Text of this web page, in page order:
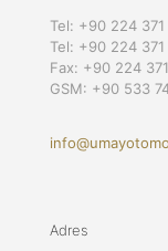
Tel: +90 224
Tel: +90 224 371
Fax: +90 224
GSM: +90 533
Adres